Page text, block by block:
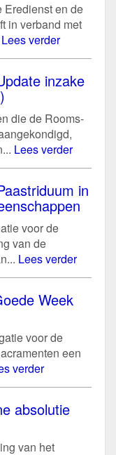
Eredienst en de
in verband met
Lees verder
inzake
die de Rooms-
Lees verder
in
voor de
van de
Lees verder
Week
voor de
een
verder
absolutie
van het